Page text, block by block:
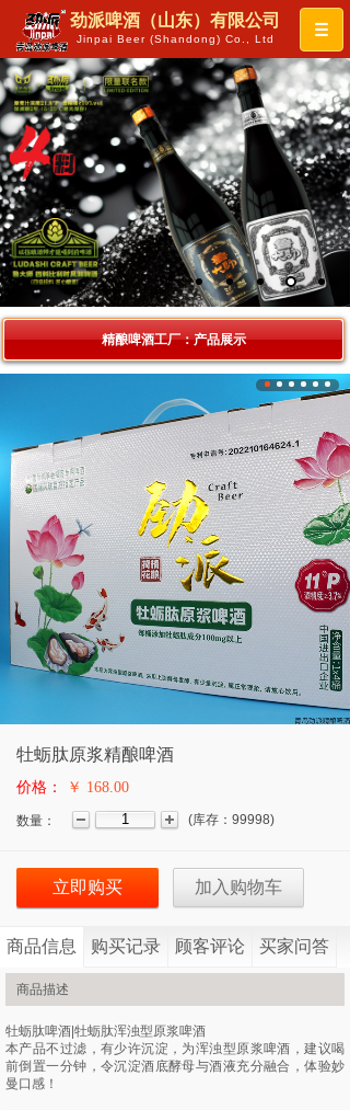
劲派啤酒（山东）有限公司
Jinpai Beer (Shandong) Co., Ltd
精酿啤酒工厂：产品展示
牡蛎肽原浆精酿啤酒
价格： ￥ 168.00
数量： (库存： 99998)
立即购买 加入购物车
商品信息 购买记录 顾客评论 买家问答
商品描述
牡蛎肽啤酒|牡蛎肽浑浊型原浆啤酒
本产品不过滤，有少许沉淀，为浑浊型原浆啤酒，建议喝
前倒置一分钟，令沉淀酒底酵母与酒液充分融合，体验妙
曼口感！